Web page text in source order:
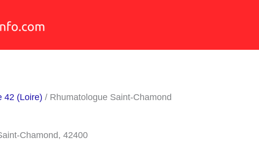
42 (Loire) / Rhumatologue Saint-Chamond
Chamond, 42400